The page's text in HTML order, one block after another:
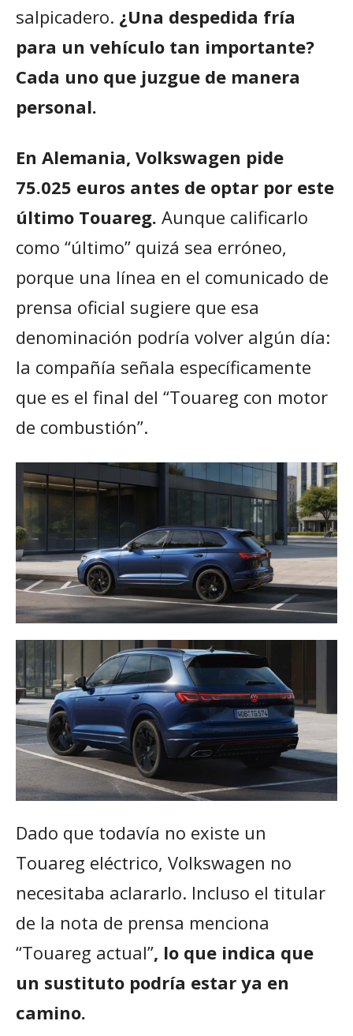
salpicadero. ¿Una despedida fría
para un vehículo tan importante?
Cada uno que juzgue de manera
personal.
En Alemania, Volkswagen pide
75.025 euros antes de optar por este
último Touareg. Aunque calificarlo
como “último” quizá sea erróneo,
porque una línea en el comunicado de
prensa oficial sugiere que esa
denominación podría volver algún día:
la compañía señala específicamente
que es el final del “Touareg con motor
de combustión”.
Dado que todavía no existe un
Touareg eléctrico, Volkswagen no
necesitaba aclararlo. Incluso el titular
de la nota de prensa menciona
“Touareg actual”, lo que indica que
un sustituto podría estar ya en
camino.